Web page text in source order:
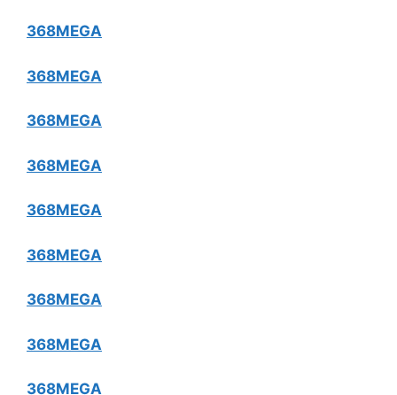
368MEGA
368MEGA
368MEGA
368MEGA
368MEGA
368MEGA
368MEGA
368MEGA
368MEGA